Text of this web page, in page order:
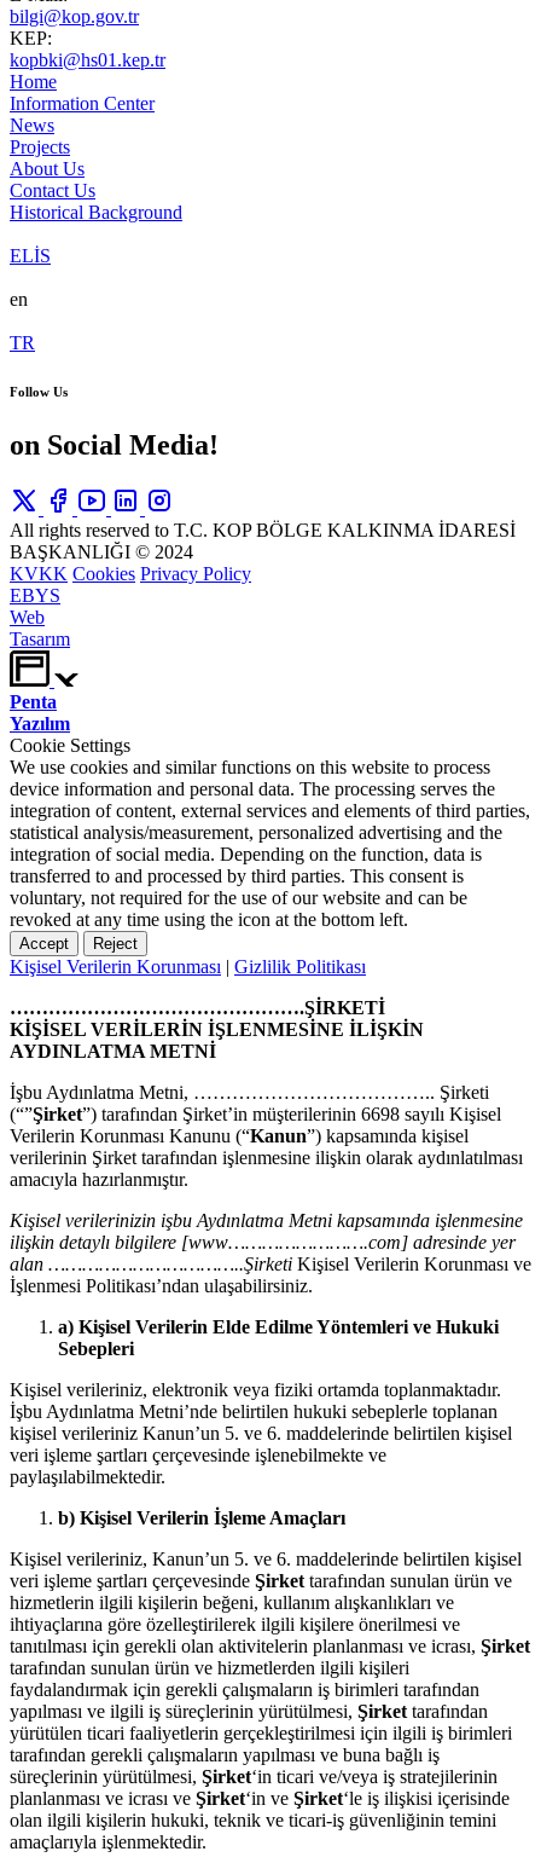
bilgi@kop.gov.tr
KEP:
kopbki@hs01.kep.tr
Home
Information Center
News
Projects
About Us
Contact Us
Historical Background
ELİS
en
TR
Follow Us
on Social Media!
All rights reserved to T.C. KOP BÖLGE KALKINMA İDARESİ
BAŞKANLIĞI © 2024
KVKK Cookies Privacy Policy
EBYS
Web
Tasarım
Penta
Yazılım
Cookie Settings
We use cookies and similar functions on this website to process
device information and personal data. The processing serves the
integration of content, external services and elements of third parties,
statistical analysis/measurement, personalized advertising and the
integration of social media. Depending on the function, data is
transferred to and processed by third parties. This consent is
voluntary, not required for the use of our website and can be
revoked at any time using the icon at the bottom left.
Accept Reject
Kişisel Verilerin Korunması | Gizlilik Politikası
……………………………………….ŞİRKETİ
KİŞİSEL VERİLERİN İŞLENMESİNE İLİŞKİN
AYDINLATMA METNİ
İşbu Aydınlatma Metni, ……………………………….. Şirketi
(“”Şirket”) tarafından Şirket’in müşterilerinin 6698 sayılı Kişisel
Verilerin Korunması Kanunu (“Kanun”) kapsamında kişisel
verilerinin Şirket tarafından işlenmesine ilişkin olarak aydınlatılması
amacıyla hazırlanmıştır.
Kişisel verilerinizin işbu Aydınlatma Metni kapsamında işlenmesine
ilişkin detaylı bilgilere [www…………………….com] adresinde yer
alan ……………………………..Şirketi Kişisel Verilerin Korunması ve
İşlenmesi Politikası’ndan ulaşabilirsiniz.
a) Kişisel Verilerin Elde Edilme Yöntemleri ve Hukuki
Sebepleri
Kişisel verileriniz, elektronik veya fiziki ortamda toplanmaktadır.
İşbu Aydınlatma Metni’nde belirtilen hukuki sebeplerle toplanan
kişisel verileriniz Kanun’un 5. ve 6. maddelerinde belirtilen kişisel
veri işleme şartları çerçevesinde işlenebilmekte ve
paylaşılabilmektedir.
b) Kişisel Verilerin İşleme Amaçları
Kişisel verileriniz, Kanun’un 5. ve 6. maddelerinde belirtilen kişisel
veri işleme şartları çerçevesinde Şirket tarafından sunulan ürün ve
hizmetlerin ilgili kişilerin beğeni, kullanım alışkanlıkları ve
ihtiyaçlarına göre özelleştirilerek ilgili kişilere önerilmesi ve
tanıtılması için gerekli olan aktivitelerin planlanması ve icrası, Şirket
tarafından sunulan ürün ve hizmetlerden ilgili kişileri
faydalandırmak için gerekli çalışmaların iş birimleri tarafından
yapılması ve ilgili iş süreçlerinin yürütülmesi, Şirket tarafından
yürütülen ticari faaliyetlerin gerçekleştirilmesi için ilgili iş birimleri
tarafından gerekli çalışmaların yapılması ve buna bağlı iş
süreçlerinin yürütülmesi, Şirket‘in ticari ve/veya iş stratejilerinin
planlanması ve icrası ve Şirket‘in ve Şirket‘le iş ilişkisi içerisinde
olan ilgili kişilerin hukuki, teknik ve ticari-iş güvenliğinin temini
amaçlarıyla işlenmektedir.